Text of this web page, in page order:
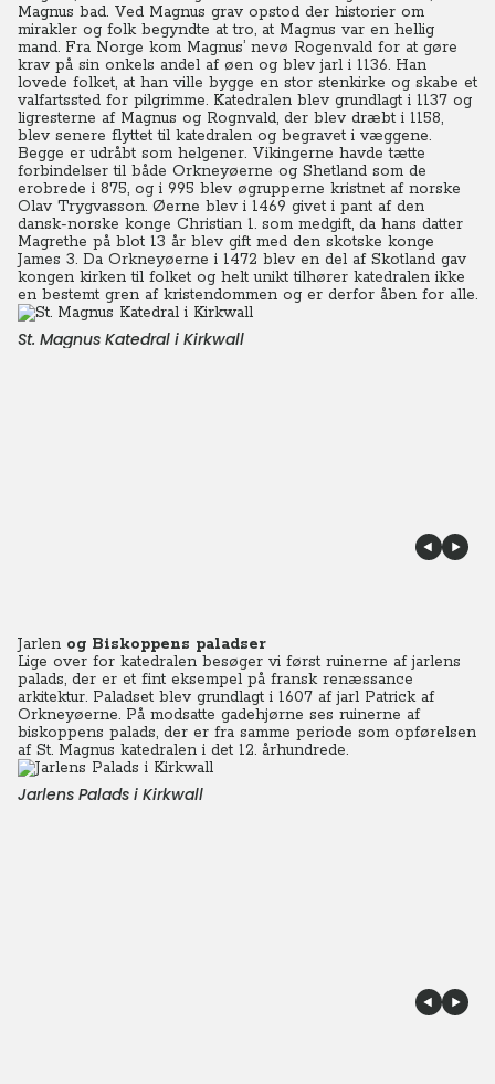
Magnus bad. Ved Magnus grav opstod der historier om
mirakler og folk begyndte at tro, at Magnus var en hellig
mand. Fra Norge kom Magnus’ nevø Rogenvald for at gøre
krav på sin onkels andel af øen og blev jarl i 1136. Han
lovede folket, at han ville bygge en stor stenkirke og skabe et
valfartssted for pilgrimme. Katedralen blev grundlagt i 1137 og
ligresterne af Magnus og Rognvald, der blev dræbt i 1158,
blev senere flyttet til katedralen og begravet i væggene.
Begge er udråbt som helgener. Vikingerne havde tætte
forbindelser til både Orkneyøerne og Shetland som de
erobrede i 875, og i 995 blev øgrupperne kristnet af norske
Olav Trygvasson. Øerne blev i 1469 givet i pant af den
dansk-norske konge Christian 1. som medgift, da hans datter
Magrethe på blot 13 år blev gift med den skotske konge
James 3. Da Orkneyøerne i 1472 blev en del af Skotland gav
kongen kirken til folket og helt unikt tilhører katedralen ikke
en bestemt gren af kristendommen og er derfor åben for alle.
St. Magnus Katedral i Kirkwall
Jarlen og Biskoppens paladser
Lige over for katedralen besøger vi først ruinerne af jarlens
palads, der er et fint eksempel på fransk renæssance
arkitektur. Paladset blev grundlagt i 1607 af jarl Patrick af
Orkneyøerne. På modsatte gadehjørne ses ruinerne af
biskoppens palads, der er fra samme periode som opførelsen
af St. Magnus katedralen i det 12. århundrede.
Jarlens Palads i Kirkwall